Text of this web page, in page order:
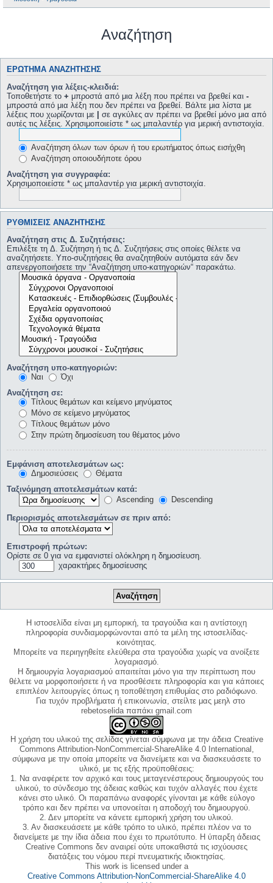
Αναζήτηση
ΕΡΏΤΗΜΑ ΑΝΑΖΉΤΗΣΗΣ
Αναζήτηση για λέξεις-κλειδιά:
Τοποθετήστε το + μπροστά από μια λέξη που πρέπει να βρεθεί και -
μπροστά από μια λέξη που δεν πρέπει να βρεθεί. Βάλτε μια λίστα με
λέξεις που χωρίζονται με | σε αγκύλες αν πρέπει να βρεθεί μόνο μια από
αυτές τις λέξεις. Χρησιμοποιείστε * ως μπαλαντέρ για μερική αντιστοιχία.
Αναζήτηση όλων των όρων ή του ερωτήματος όπως εισήχθη
Αναζήτηση οποιουδήποτε όρου
Αναζήτηση για συγγραφέα:
Χρησιμοποιείστε * ως μπαλαντέρ για μερική αντιστοιχία.
ΡΥΘΜΊΣΕΙΣ ΑΝΑΖΉΤΗΣΗΣ
Αναζήτηση στις Δ. Συζητήσεις:
Επιλέξτε τη Δ. Συζήτηση ή τις Δ. Συζητήσεις στις οποίες θέλετε να
αναζητήσετε. Υπο-συζητήσεις θα αναζητηθούν αυτόματα εάν δεν
απενεργοποιήσετε την “Αναζήτηση υπο-κατηγοριών“ παρακάτω.
Αναζήτηση υπο-κατηγοριών:
Ναι
Όχι
Αναζήτηση σε:
Τίτλους θεμάτων και κείμενο μηνύματος
Μόνο σε κείμενο μηνύματος
Τίτλους θεμάτων μόνο
Στην πρώτη δημοσίευση του θέματος μόνο
Εμφάνιση αποτελεσμάτων ως:
Δημοσιεύσεις
Θέματα
Ταξινόμηση αποτελεσμάτων κατά:
Ascending
Descending
Περιορισμός αποτελεσμάτων σε πριν από:
Επιστροφή πρώτων:
Ορίστε σε 0 για να εμφανιστεί ολόκληρη η δημοσίευση.
χαρακτήρες δημοσίευσης
Η ιστοσελίδα είναι μη εμπορική, τα τραγούδια και η αντίστοιχη
πληροφορία συνδιαμορφώνονται από τα μέλη της ιστοσελίδας-
κοινότητας.
Μπορείτε να περιηγηθείτε ελεύθερα στα τραγούδια χωρίς να ανοίξετε
λογαριασμό.
Η δημιουργία λογαριασμού απαιτείται μόνο για την περίπτωση που
θέλετε να μορφοποιήσετε ή να προσθέσετε πληροφορία και για κάποιες
επιπλέον λειτουργίες όπως η τοποθέτηση επιθυμίας στο ραδιόφωνο.
Για τυχόν προβλήματα ή επικοινωνία, στείλτε μας μεηλ στο
rebetoselida παπάκι gmail.com
Η χρήση του υλικού της σελίδας γίνεται σύμφωνα με την άδεια Creative
Commons Attribution-NonCommercial-ShareAlike 4.0 International,
σύμφωνα με την οποία μπορείτε να διανείμετε και να διασκευάσετε το
υλικό, με τις εξής προϋποθέσεις:
1. Να αναφέρετε τον αρχικό και τους μεταγενέστερους δημιουργούς του
υλικού, το σύνδεσμο της άδειας καθώς και τυχόν αλλαγές που έχετε
κάνει στο υλικό. Οι παραπάνω αναφορές γίνονται με κάθε εύλογο
τρόπο και δεν πρέπει να υπονοείται η αποδοχή του δημιουργού.
2. Δεν μπορείτε να κάνετε εμπορική χρήση του υλικού.
3. Αν διασκευάσετε με κάθε τρόπο το υλικό, πρέπει πλέον να το
διανείμετε με την ίδια άδεια που έχει το πρωτότυπο. Η ύπαρξη άδειας
Creative Commons δεν αναιρεί ούτε υποκαθιστά τις ισχύουσες
διατάξεις του νόμου περί πνευματικής ιδιοκτησίας.
This work is licensed under a
Creative Commons Attribution-NonCommercial-ShareAlike 4.0